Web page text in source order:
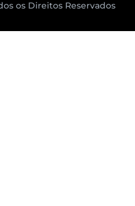
os Direitos Reservados